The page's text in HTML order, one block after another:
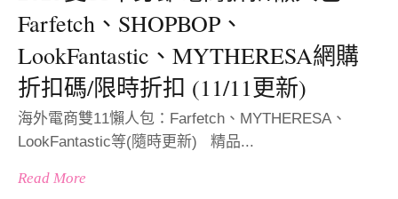
Farfetch、SHOPBOP、
LookFantastic、MYTHERESA網購
折扣碼/限時折扣 (11/11更新)
海外電商雙11懶人包：Farfetch、MYTHERESA、
LookFantastic等(隨時更新) 精品...
Read More